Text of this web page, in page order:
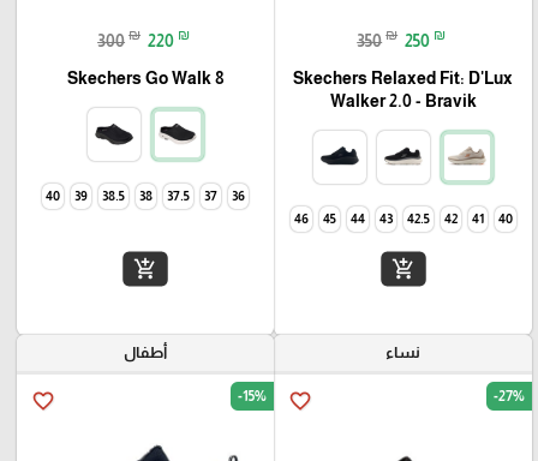
350 ₪ 250 ₪
Skechers Relaxed Fit: D'Lux
Walker 2.0 - Bravik
40
41
42
42.5
43
44
45
46
add_shopping_cart
300 ₪ 220 ₪
Skechers Go Walk 8
36
37
37.5
38
38.5
39
40
add_shopping_cart
نساء
favorite_border -27%
أطفال
favorite_border -15%